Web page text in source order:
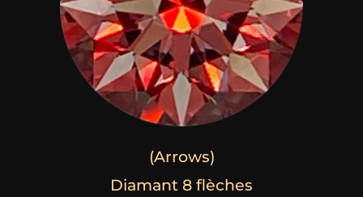
(Arrows)
Diamant 8 flèches